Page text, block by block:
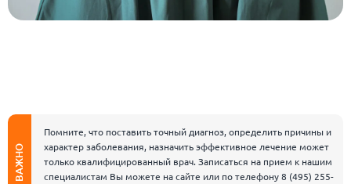
ВАЖНО
Помните, что поставить точный диагноз, определить причины и
характер заболевания, назначить эффективное лечение может
только квалифицированный врач. Записаться на прием к нашим
специалистам Вы можете на сайте или по телефону8 (495) 255-